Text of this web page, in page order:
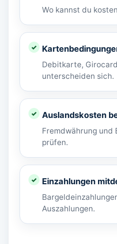
Wo kannst du
Debitkarte,
unterscheiden sich.
Auslandskosten
Fremdwährung
prüfen.
Einzahlungen
Auszahlungen.